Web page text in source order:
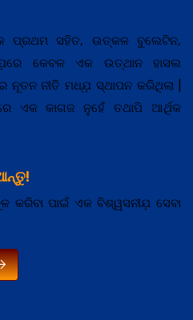
ପ୍ରଥମ ସହିତ, ଉତ୍କଳ ବୁଲେଟିନ,
କେବଳ ଏକ ଉତ୍ଥାନ ହାସଲ
ନୂତନ ନୀତି ମଧ୍ଯ଼ ସ୍ଥାପନ କରିଥିଲା |
ଏକ କାଗଜ ନୁହେଁ ତଥାପି ଆର୍ଥିକ
ପାଇଁ ଏକ ବିଶ୍ୱସନୀଯ଼ ସେବା